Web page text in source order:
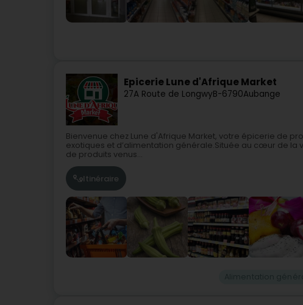
Epicerie Lune d'Afrique Market
27A Route de LongwyB-6790Aubange
Bienvenue chez Lune d'Afrique Market, votre épicerie de
exotiques et d’alimentation générale.Située au cœur de la
de produits venus...
Itinéraire